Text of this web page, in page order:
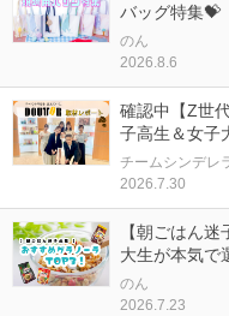
バッグ特集💝
のん
2026.8.6
確認中【Z世
子高生＆女子
チームシンデレ
2026.7.30
【朝ごはん
大生が本気で
のん
2026.7.23